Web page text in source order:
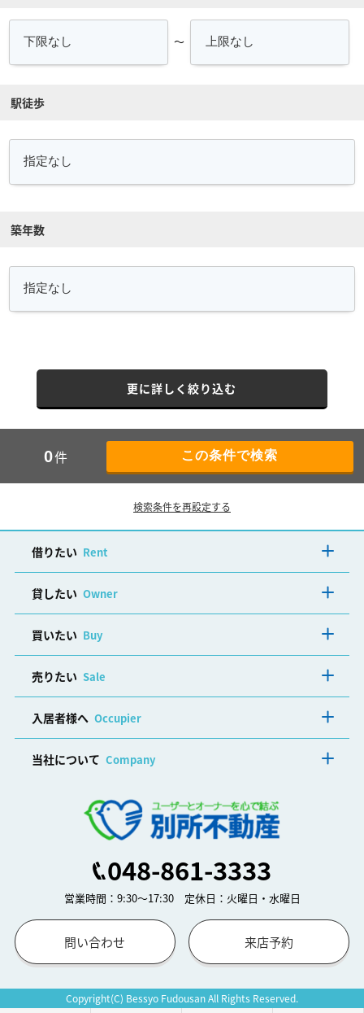
～
駅徒歩
築年数
更に詳しく絞り込む
0件
検索条件を再設定する
借りたい Rent
貸したい Owner
買いたい Buy
売りたい Sale
入居者様へ Occupier
当社について Company
048-861-3333
営業時間：9:30～17:30 定休日：火曜日・水曜日
問い合わせ 来店予約
Copyright(C) Bessyo Fudousan All Rights Reserved.